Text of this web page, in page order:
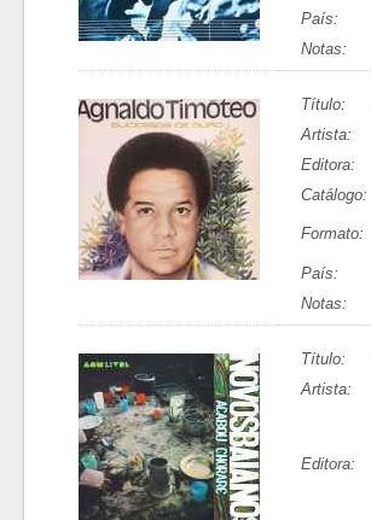
País:
Notas:
Título:
Artista:
Editora:
Catálogo:
Formato:
País:
Notas:
Título:
Artista:
Editora: